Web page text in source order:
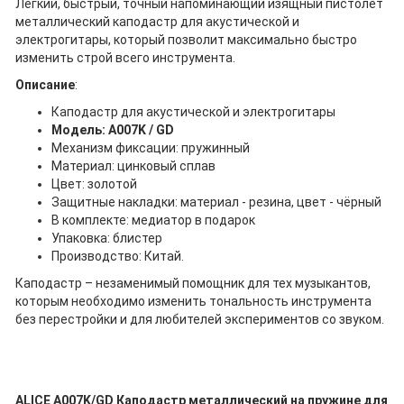
Лёгкий, быстрый, точный напоминающий изящный пистолет
металлический каподастр для акустической и
электрогитары, который позволит максимально быстро
изменить строй всего инструмента.
Описание:
Каподастр для акустической и электрогитары
Модель: A007K / GD
Механизм фиксации: пружинный
Материал: цинковый сплав
Цвет: золотой
Защитные накладки: материал - резина, цвет - чёрный
В комплекте: медиатор в подарок
Упаковка: блистер
Производство: Китай.
Каподастр – незаменимый помощник для тех музыкантов,
которым необходимо изменить тональность инструмента
без перестройки и для любителей экспериментов со звуком.
ALICE A007K/GD Каподастр металлический на пружине для